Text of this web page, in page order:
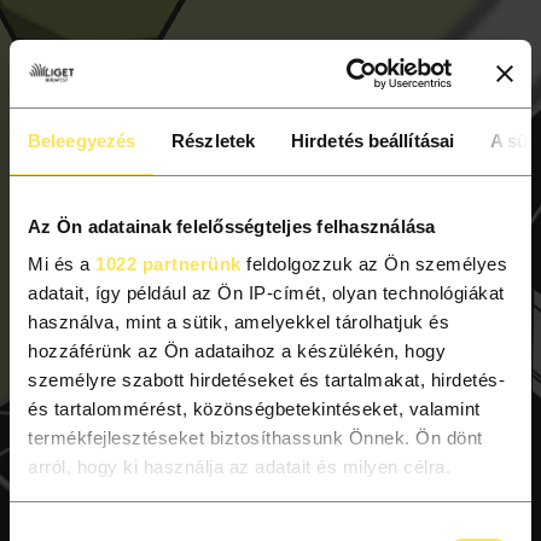
Beleegyezés Részletek Hirdetés beállításai A
Az Ön adatainak felelősségteljes felhasználása
Mi és a 1022 partnerünk feldolgozzuk az Ön személyes
adatait, így például az Ön IP-címét, olyan technológiákat
használva, mint a sütik, amelyekkel tárolhatjuk és
hozzáférünk az Ön adataihoz a készülékén, hogy
személyre szabott hirdetéseket és tartalmakat, hirdetés-
és tartalommérést, közönségbetekintéseket, valamint
termékfejlesztéseket biztosíthassunk Önnek. Ön dönt
arról, hogy ki használja az adatait és milyen célra.